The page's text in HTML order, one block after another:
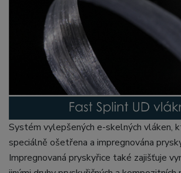
Systém vylepšených e-skelných vláken,
speciálně ošetřena a impregnována
Impregnovaná pryskyřice také zajišťuje